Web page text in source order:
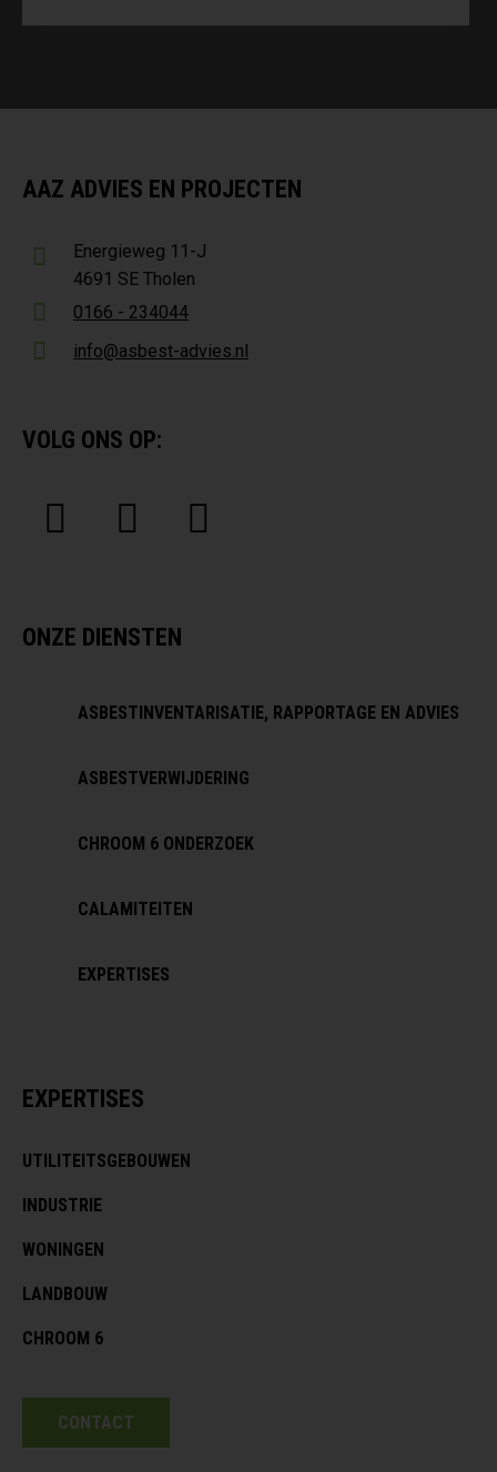
AAZ ADVIES EN PROJECTEN
Energieweg 11-J
4691 SE Tholen
0166 - 234044
info@asbest-advies.nl
VOLG ONS OP:
ONZE DIENSTEN
ASBESTINVENTARISATIE, RAPPORTAGE EN ADVIES
ASBESTVERWIJDERING
CHROOM 6 ONDERZOEK
CALAMITEITEN
EXPERTISES
EXPERTISES
UTILITEITSGEBOUWEN
INDUSTRIE
WONINGEN
LANDBOUW
CHROOM 6
CONTACT